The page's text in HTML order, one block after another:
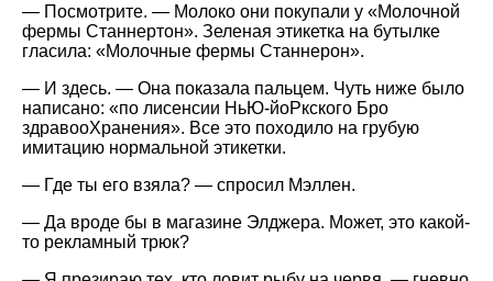
— Посмотрите. — Молоко они покупали у «Молочной
фермы Станнертон». Зеленая этикетка на бутылке
гласила: «Молочные фермы Станнерон».
— И здесь. — Она показала пальцем. Чуть ниже было
написано: «по лисенсии НьЮ-йоРкского Бро
здравооХранения». Все это походило на грубую
имитацию нормальной этикетки.
— Где ты его взяла? — спросил Мэллен.
— Да вроде бы в магазине Элджера. Может, это какой-
то рекламный трюк?